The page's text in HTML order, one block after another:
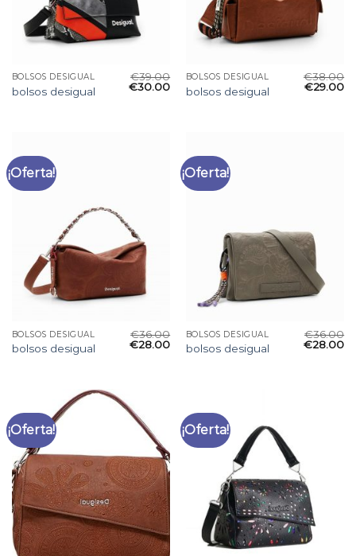
BOLSOS DESIGUAL
bolsos desigual
€39.00
€30.00
BOLSOS DESIGUAL
bolsos desigual
€38.00
€29.00
¡Oferta!
BOLSOS DESIGUAL
bolsos desigual
€36.00
€28.00
¡Oferta!
BOLSOS DESIGUAL
bolsos desigual
€36.00
€28.00
¡Oferta! ¡Oferta!